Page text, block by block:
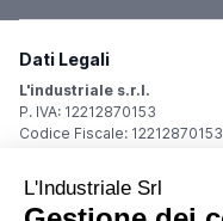
Dati Legali
L'industriale s.r.l.
P. IVA: 12212870153
Codice Fiscale: 12212870153
Sede Legale
Via Carlo Dolci, 32